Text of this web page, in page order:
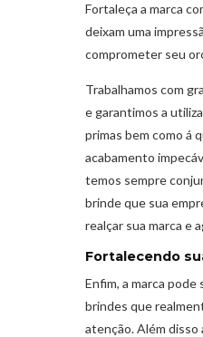
Fortaleça a marca
deixam uma
comprometer seu
Trabalhamos com
e garantimos a
primas bem como á
acabamento
temos sempre
brinde que sua
realçar sua marca e
Fortalecendo
Enfim, a marca pode
brindes que
atenção. Além disso